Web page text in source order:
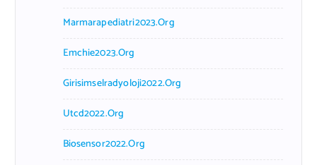
Marmarapediatri2023.org
Emchie2023.org
Girisimselradyoloji2022.org
Utcd2022.org
Biosensor2022.org